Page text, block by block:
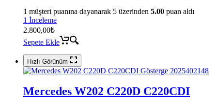
1 müşteri puanına dayanarak 5 üzerinden 5.00 puan aldı
1 İnceleme
2.800,00₺
Sepete Ekle
Hızlı Görünüm
Mercedes W202 C220D C220CDI